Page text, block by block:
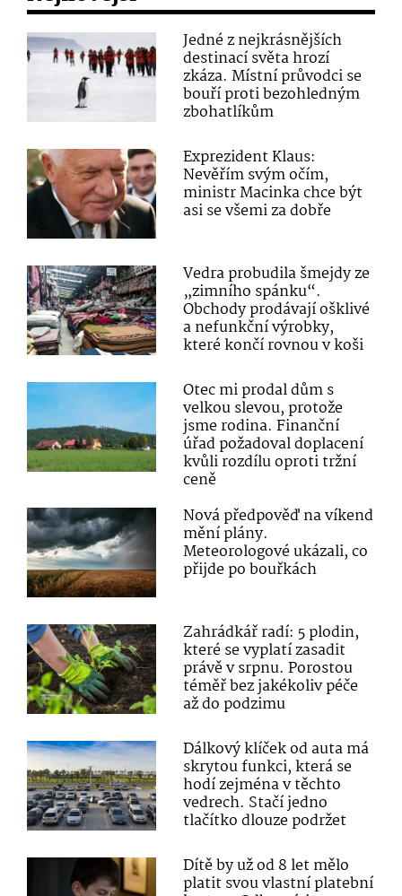
Jedné z nejkrásnějších
destinací světa hrozí
zkáza. Místní průvodci se
bouří proti bezohledným
zbohatlíkům
Exprezident Klaus:
Nevěřím svým očím,
ministr Macinka chce být
asi se všemi za dobře
Vedra probudila šmejdy ze
„zimního spánku“.
Obchody prodávají ošklivé
a nefunkční výrobky,
které končí rovnou v koši
Otec mi prodal dům s
velkou slevou, protože
jsme rodina. Finanční
úřad požadoval doplacení
kvůli rozdílu oproti tržní
ceně
Nová předpověď na víkend
mění plány.
Meteorologové ukázali, co
přijde po bouřkách
Zahrádkář radí: 5 plodin,
které se vyplatí zasadit
právě v srpnu. Porostou
téměř bez jakékoliv péče
až do podzimu
Dálkový klíček od auta má
skrytou funkci, která se
hodí zejména v těchto
vedrech. Stačí jedno
tlačítko dlouze podržet
Dítě by už od 8 let mělo
platit svou vlastní platební